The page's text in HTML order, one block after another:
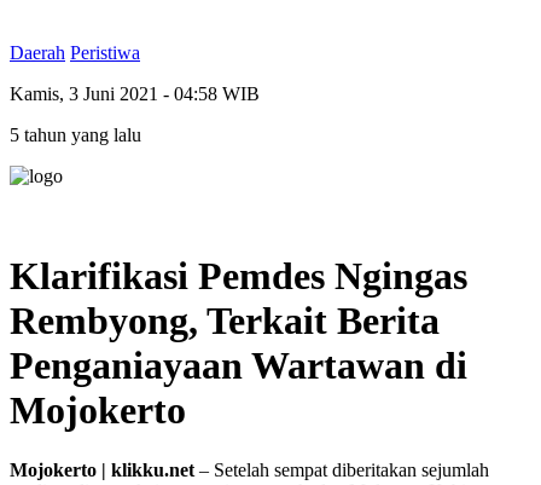
Daerah Peristiwa
Kamis, 3 Juni 2021 - 04:58 WIB
5 tahun yang lalu
Klarifikasi Pemdes Ngingas
Rembyong, Terkait Berita
Penganiayaan Wartawan di
Mojokerto
Mojokerto | klikku.net – Setelah sempat diberitakan sejumlah